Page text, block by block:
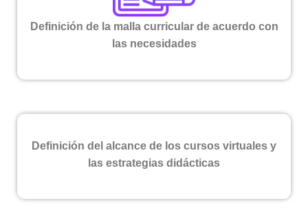
Definición de la malla curricular de acuerdo con
las necesidades
Definición del alcance de los cursos virtuales y
las estrategias didácticas